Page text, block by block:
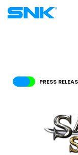
业务介绍
ABOUT
PRESS